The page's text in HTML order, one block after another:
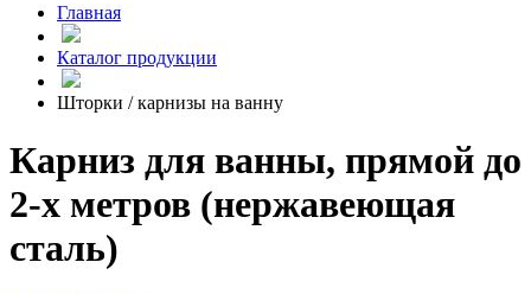
Главная
Каталог продукции
Шторки / карнизы на ванну
Карниз для ванны, прямой до
2-х метров (нержавеющая
сталь)